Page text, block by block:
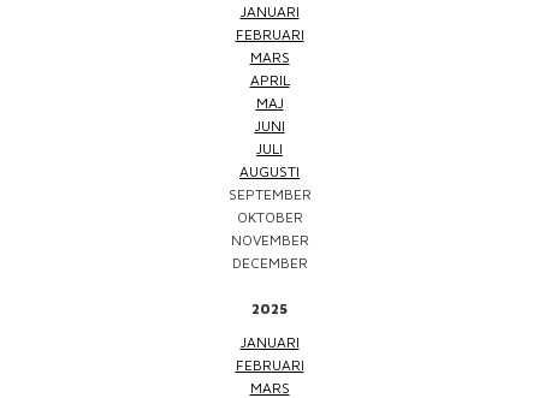
JANUARI
FEBRUARI
MARS
APRIL
MAJ
JUNI
JULI
AUGUSTI
SEPTEMBER
OKTOBER
NOVEMBER
DECEMBER
2025
JANUARI
FEBRUARI
MARS